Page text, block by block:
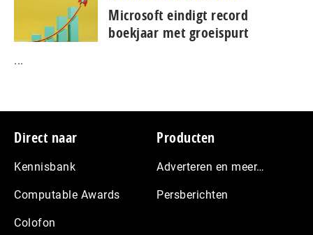
Microsoft eindigt record
boekjaar met groeispurt
...
Footer
Direct naar
Kennisbank
Computable Awards
Colofon
Producten
Adverteren en meer…
Persberichten